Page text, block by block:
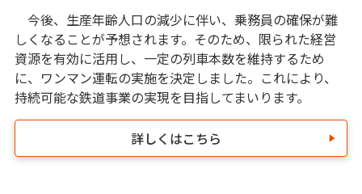
今後、生産年齢人口の減少に伴い、乗務員の確保が難
しくなることが予想されます。そのため、限られた経営
資源を有効に活用し、一定の列車本数を維持するため
に、ワンマン運転の実施を決定しました。これにより、
持続可能な鉄道事業の実現を目指してまいります。
詳しくはこちら